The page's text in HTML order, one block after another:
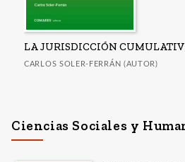
LA JURISDICCIÓN
CARLOS SOLER-FERRÁN (AUTOR)
Ciencias Sociales y